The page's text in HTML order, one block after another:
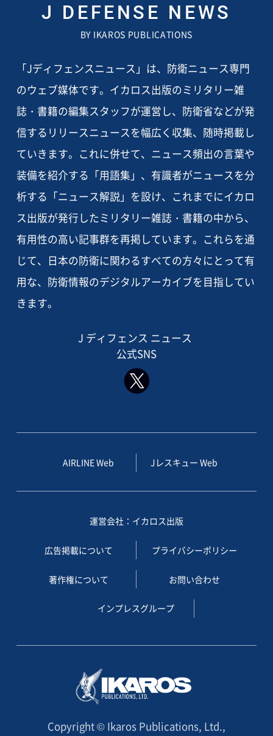
J DEFENSE NEWS
BY IKAROS PUBLICATIONS
「Jディフェンスニュース」は、防衛ニュース専門
のウェブ媒体です。イカロス出版のミリタリー雑
誌・書籍の編集スタッフが運営し、防衛省などが発
信するリリースニュースを幅広く収集、随時掲載し
ていきます。これに併せて、ニュース頻出の言葉や
装備を紹介する「用語集」、有識者がニュースを分
析する「ニュース解説」を設け、これまでにイカロ
ス出版が発行したミリタリー雑誌・書籍の中から、
有用性の高い記事群を再掲しています。これらを通
じて、日本の防衛に関わるすべての方々にとって有
用な、防衛情報のデジタルアーカイブを目指してい
きます。
J ディフェンス ニュース
公式SNS
AIRLINE Web Jレスキュー Web
運営会社：イカロス出版
広告掲載について プライバシーポリシー
著作権について お問い合わせ
インプレスグループ
Copyright © Ikaros Publications, Ltd.,